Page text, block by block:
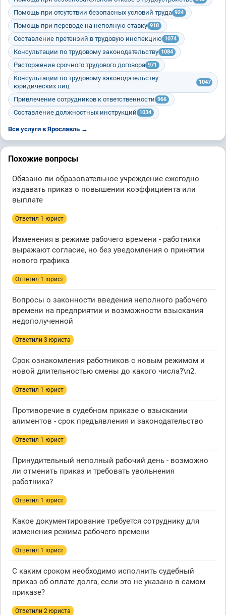
Помощь при отсутствии безопасных условий труда 924
Помощь при переводе на неполную ставку 918
Составление претензий в трудовую инспекцию 1074
Консультации по трудовому законодательству 1084
Расторжение срочного трудового договора 971
Консультации по трудовому законодательству
юридических лиц
1047
Привлечение сотрудников к ответственности 966
Составление должностных инструкций 1034
Все услуги в Ярославль →
Похожие вопросы
Обязано ли образовательное учреждение ежегодно
издавать приказ о повышении коэффициента или
выплате
Ответил 1 юрист
Изменения в режиме рабочего времени - работники
выражают согласие, но без уведомления о принятии
нового графика
Ответил 1 юрист
Вопросы о законности введения неполного рабочего
времени на предприятии и возможности взыскания
недополученной
Ответили 3 юристa
Срок ознакомления работников с новым режимом и
новой длительностью смены до какого числа?\n2.
Ответил 1 юрист
Противоречие в судебном приказе о взыскании
алиментов - срок предъявления и законодательство
Ответил 1 юрист
Принудительный неполный рабочий день - возможно
ли отменить приказ и требовать увольнения
работника?
Ответил 1 юрист
Какое документирование требуется сотруднику для
изменения режима рабочего времени
Ответил 1 юрист
С каким сроком необходимо исполнить судебный
приказ об оплате долга, если это не указано в самом
приказе?
Ответили 2 юристa